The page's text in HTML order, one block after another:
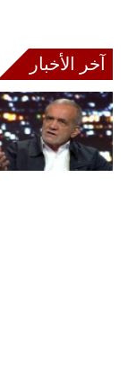
آخر الأخبار